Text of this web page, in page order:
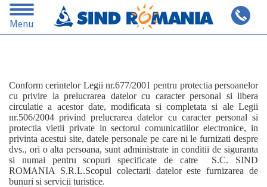
Toggle
navigation
Menu
Cauta pe alta destinatie
Conform cerintelor Legii nr.677/2001 pentru protectia persoanelor
cu privire la prelucrarea datelor cu caracter personal si libera
circulatie a acestor date, modificata si completata si ale Legii
nr.506/2004 privind prelucrarea datelor cu caracter personal si
protectia vietii private in sectorul comunicatiilor electronice, in
privinta acestui site, datele personale pe care ni le furnizati despre
dvs., ori o alta persoana, sunt administrate in conditii de siguranta
si numai pentru scopuri specificate de catre S.C. SIND
ROMANIA S.R.L.Scopul colectarii datelor este furnizarea de
bunuri si servicii turistice.